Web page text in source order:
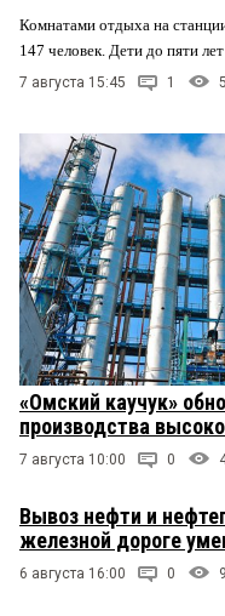
Комнатами отдыха на
147 человек. Дети до пяти
7 августа 15:45 1
«Омский каучук»
производства
7 августа 10:00 0
Вывоз нефти и
железной дороге
6 августа 16:00 0